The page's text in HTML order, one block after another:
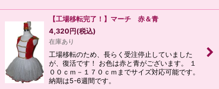
【工場移転完了！】マーチ 赤＆青
4,320円(税込)
在庫あり
工場移転のため、長らく受注停止していました
が、復活です！ お色は赤と青がございます。 １
００ｃｍ－１７０ｃｍまでサイズ対応可能です。
納期は5-6週間です。